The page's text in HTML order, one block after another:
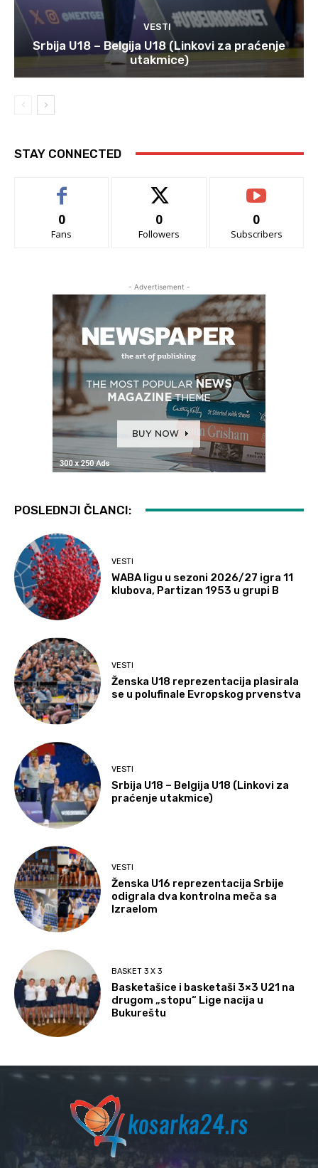
VESTI
Srbija U18 – Belgija U18 (Linkovi za praćenje
utakmice)
STAY CONNECTED
0
Fans
0
Followers
0
Subscribers
- Advertisement -
POSLEDNJI ČLANCI:
VESTI
WABA ligu u sezoni 2026/27 igra 11
klubova, Partizan 1953 u grupi B
VESTI
Ženska U18 reprezentacija plasirala
se u polufinale Evropskog prvenstva
VESTI
Srbija U18 – Belgija U18 (Linkovi za
praćenje utakmice)
VESTI
Ženska U16 reprezentacija Srbije
odigrala dva kontrolna meča sa
Izraelom
BASKET 3 X 3
Basketašice i basketaši 3×3 U21 na
drugom „stopu“ Lige nacija u
Bukureštu